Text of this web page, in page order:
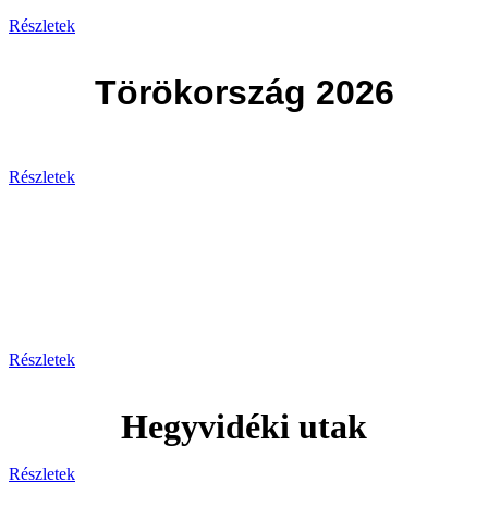
Részletek
Törökország 2026
Részletek
Részletek
Hegyvidéki utak
Részletek